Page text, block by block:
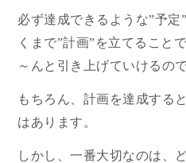
必ず達成できるような”予
くまで”計画”を立てること
～んと引き上げていけるので
もちろん、計画を達成する
はあります。
しかし、一番大切なのは、